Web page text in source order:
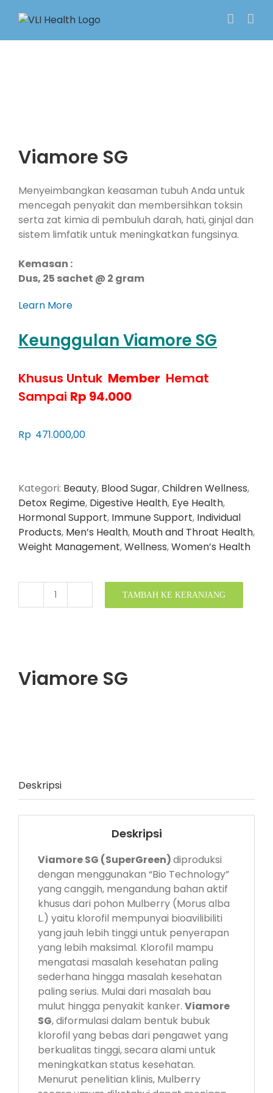
Viamore SG
Menyeimbangkan keasaman tubuh Anda untuk
mencegah penyakit dan membersihkan toksin
serta zat kimia di pembuluh darah, hati, ginjal dan
sistem limfatik untuk meningkatkan fungsinya.
Kemasan :
Dus, 25 sachet @ 2 gram
Learn More
Keunggulan Viamore SG
Khusus Untuk Member Hemat
Sampai Rp 94.000
Rp 471.000,00
Kategori: Beauty, Blood Sugar,Children Wellness,
Detox Regime, Digestive Health, Eye Health,
Hormonal Support, Immune Support, Individual
Products, Men’s Health, Mouth and Throat Health,
Weight Management,Wellness,Women’s Health
Kuantitas
TAMBAH KE KERANJANG
Viamore SG
Deskripsi
Deskripsi
Viamore SG (SuperGreen)diproduksi
dengan menggunakan “Bio Technology”
yang canggih, mengandung bahan aktif
khusus dari pohon Mulberry (Morus alba
L.) yaitu klorofil mempunyai bioavilibiliti
yang jauh lebih tinggi untuk penyerapan
yang lebih maksimal. Klorofil mampu
mengatasi masalah kesehatan paling
sederhana hingga masalah kesehatan
paling serius. Mulai dari masalah bau
mulut hingga penyakit kanker. Viamore
SG, diformulasi dalam bentuk bubuk
klorofil yang bebas dari pengawet yang
berkualitas tinggi, secara alami untuk
meningkatkan status kesehatan.
Menurut penelitian klinis, Mulberry